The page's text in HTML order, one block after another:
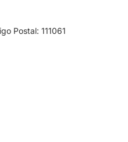
Postal: 111061